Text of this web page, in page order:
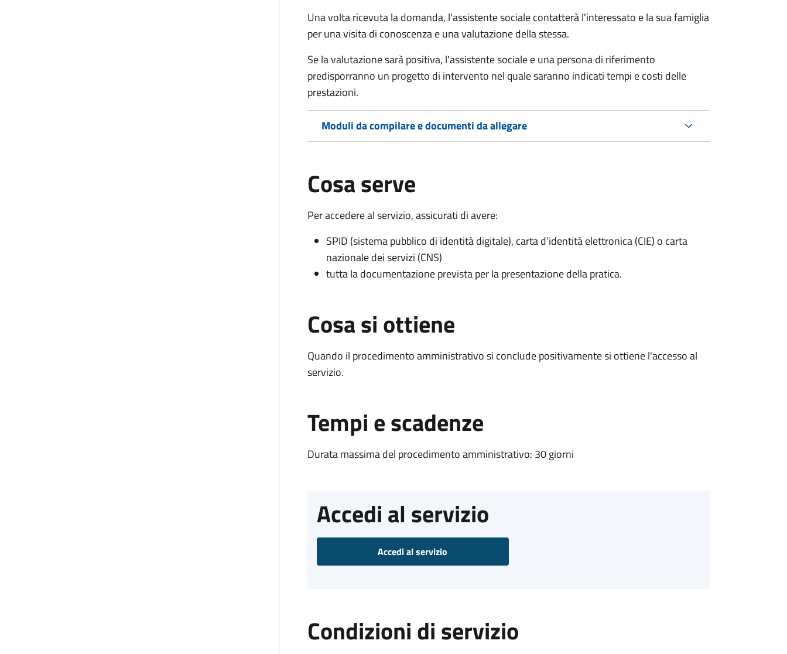
Una volta ricevuta la domanda, l'assistente sociale contatterà l'interessato e la sua famiglia
per una visita di conoscenza e una valutazione della stessa.
Se la valutazione sarà positiva, l'assistente sociale e una persona di riferimento
predisporranno un progetto di intervento nel quale saranno indicati tempi e costi delle
prestazioni.
Moduli da compilare e documenti da allegare
Cosa serve
Per accedere al servizio, assicurati di avere:
SPID (sistema pubblico di identità digitale), carta d’identità elettronica (CIE) o carta
nazionale dei servizi (CNS)
tutta la documentazione prevista per la presentazione della pratica.
Cosa si ottiene
Quando il procedimento amministrativo si conclude positivamente si ottiene l'accesso al
servizio.
Tempi e scadenze
Durata massima del procedimento amministrativo: 30 giorni
Accedi al servizio
Accedi al servizio
Condizioni di servizio